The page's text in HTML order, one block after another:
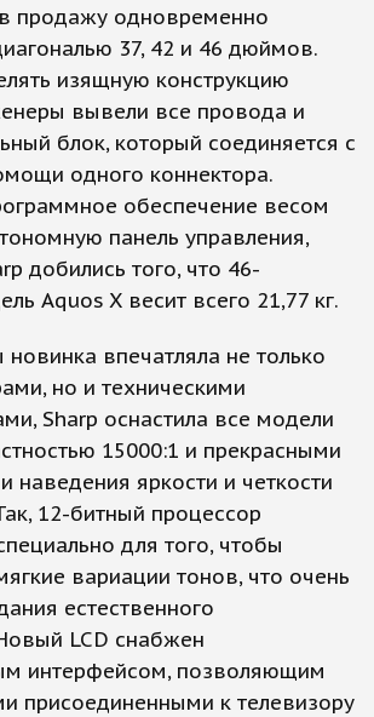
продажу одновременно
37, 42 и 46 дюймов.
изящную конструкцию
вывели все провода и
блок, который соединяется с
одного коннектора.
обеспечение весом
панель управления,
добились того, что 46-
Aquos X весит всего 21,77 кг.
впечатляла не только
но и техническими
Sharp оснастила все модели
15000:1 и прекрасными
наведения яркости и четкости
12-битный процессор
для того, чтобы
вариации тонов, что очень
естественного
LCD снабжен
интерфейсом, позволяющим
присоединенными к телевизору